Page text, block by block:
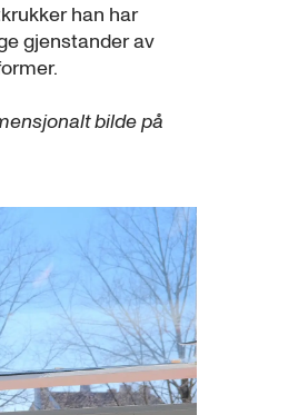
han har
gjenstander av
bilde på